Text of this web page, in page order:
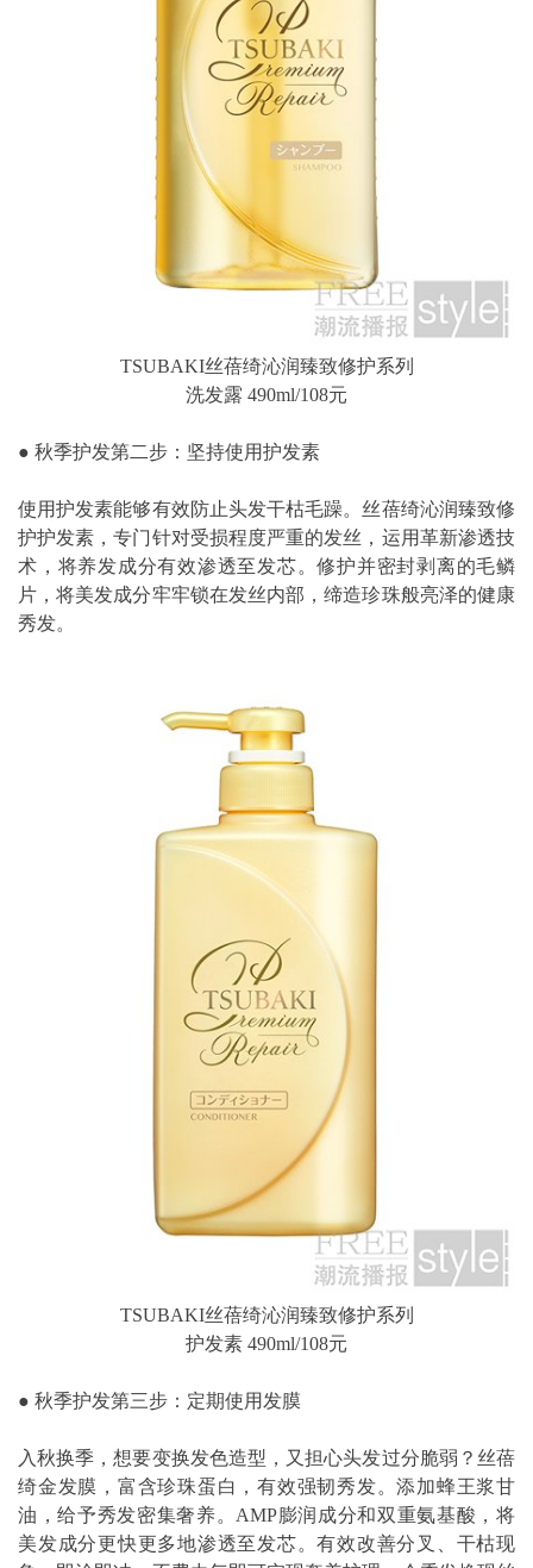
TSUBAKI丝蓓绮沁润臻致修护系列
洗发露 490ml/108元
● 秋季护发第二步：坚持使用护发素
使用护发素能够有效防止头发干枯毛躁。丝蓓绮沁润臻致修
护护发素，专门针对受损程度严重的发丝，运用革新渗透技
术，将养发成分有效渗透至发芯。修护并密封剥离的毛鳞
片，将美发成分牢牢锁在发丝内部，缔造珍珠般亮泽的健康
秀发。
TSUBAKI丝蓓绮沁润臻致修护系列
护发素 490ml/108元
● 秋季护发第三步：定期使用发膜
入秋换季，想要变换发色造型，又担心头发过分脆弱？丝蓓
绮金发膜，富含珍珠蛋白，有效强韧秀发。添加蜂王浆甘
油，给予秀发密集奢养。AMP膨润成分和双重氨基酸，将
美发成分更快更多地渗透至发芯。有效改善分叉、干枯现